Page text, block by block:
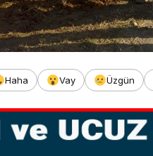
Haha Vay Üzgün